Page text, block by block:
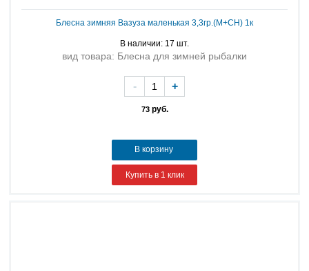
Блесна зимняя Вазуза маленькая 3,3гр.(М+СН) 1к
В наличии: 17 шт.
вид товара: Блесна для зимней рыбалки
73руб.
- +
В корзину
Купить в 1 клик